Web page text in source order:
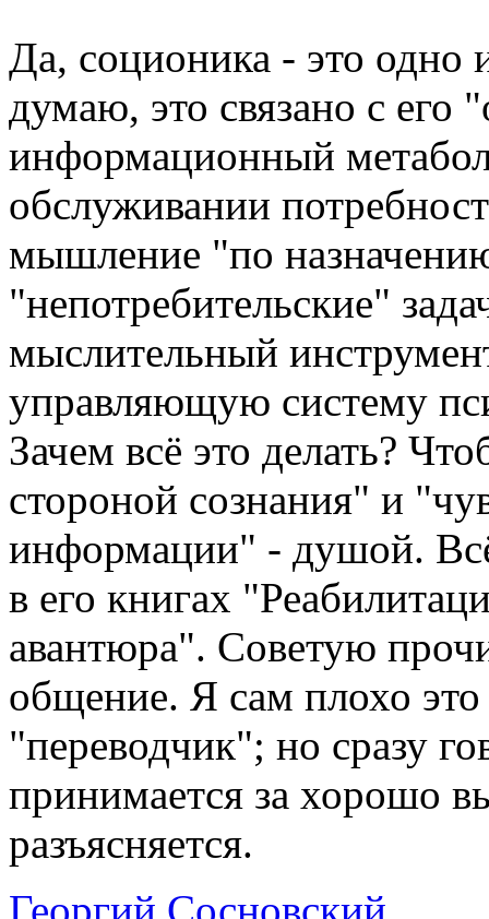
Да, соционика - это
думаю, это связано с его
информационный
обслуживании
мышление "по
"непотребительские"
мыслительный
управляющую систему
Зачем всё это делать?
стороной сознания" и
информации" - душой.
в его книгах
авантюра". Советую
общение. Я сам плохо это
"переводчик"; но сразу
принимается за хорошо
разъясняется.